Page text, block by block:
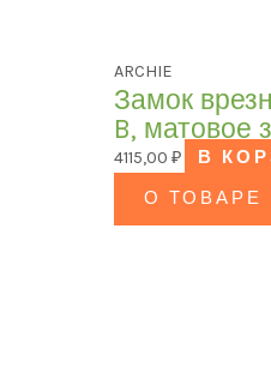
ARCHIE
Замок
B, матовое
4115,00₽
В
О ТОВАРЕ